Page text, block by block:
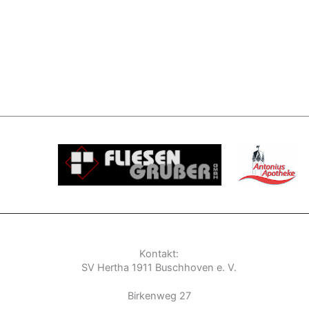
Kontakt:
SV Hertha 1911 Buschhoven e. V.
Birkenweg 27